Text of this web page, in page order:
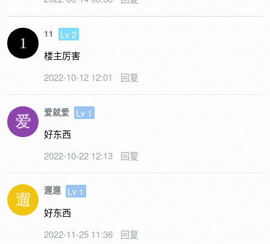
11
Lv 2
楼主厉害
2022-10-12 12:01
回复
爱就爱
Lv 1
好东西
2022-10-22 12:13
回复
遛遛
Lv 1
好东西
2022-11-25 11:36
回复